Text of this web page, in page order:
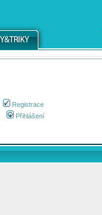
Registrace
Přihlášení